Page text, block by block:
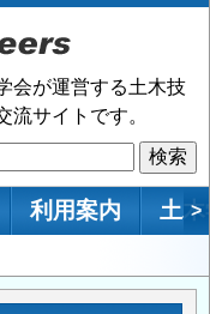
会が運営する土木技
流サイトです。
利用案内 土 >